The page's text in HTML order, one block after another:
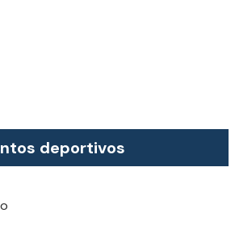
deportivos